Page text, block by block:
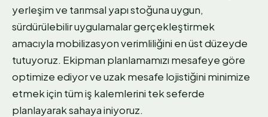
yerleşim ve tarımsal yapı stoğuna uygun,
sürdürülebilir uygulamalar gerçekleştirmek
amacıyla mobilizasyon verimliliğini en üst düzeyde
tutuyoruz. Ekipman planlamamızı mesafeye göre
optimize ediyor ve uzak mesafe lojistiğini minimize
etmek için tüm iş kalemlerini tek seferde
planlayarak sahaya iniyoruz.